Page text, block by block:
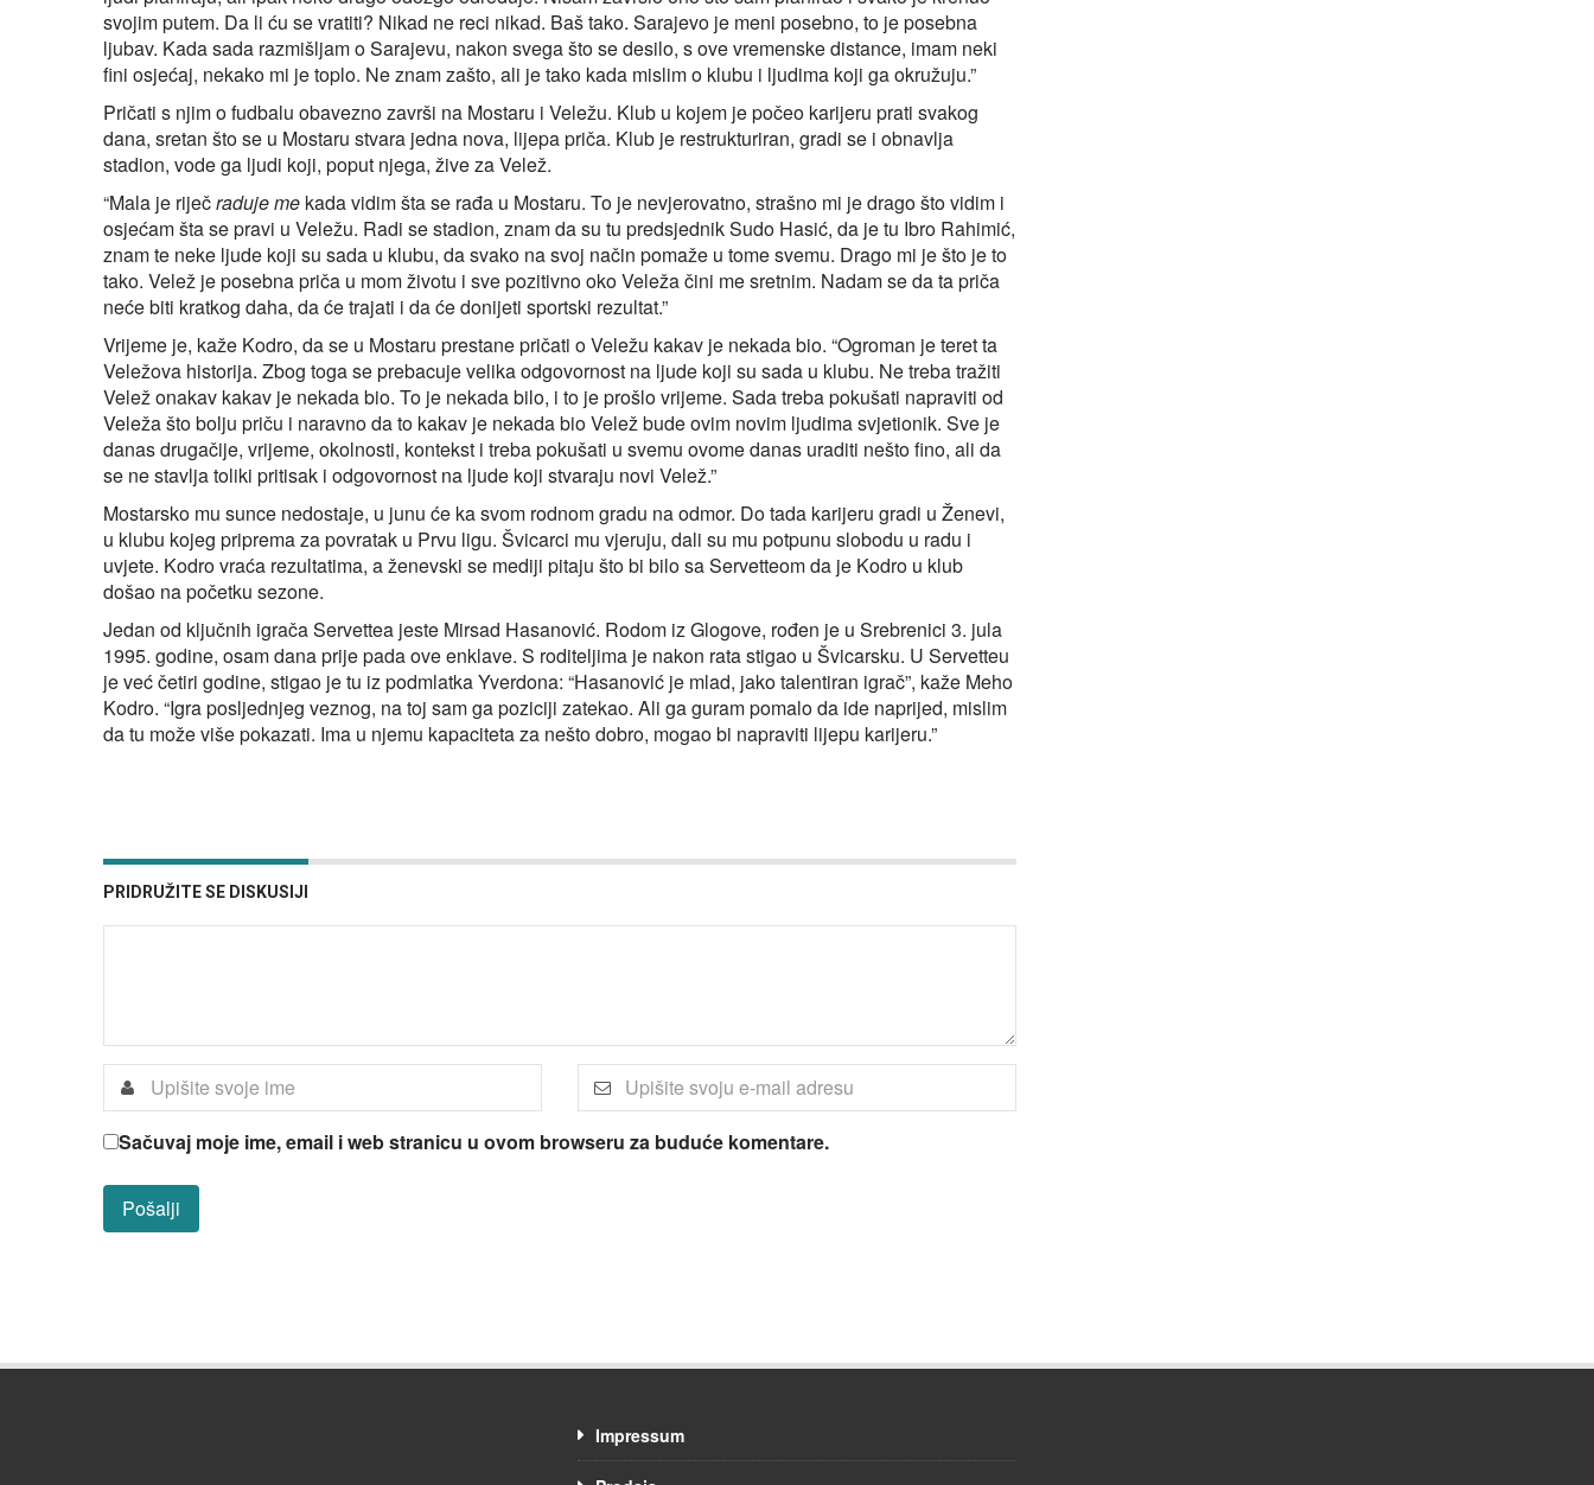
svojim putem. Da li ću se vratiti? Nikad ne reci nikad. Baš tako. Sarajevo je meni posebno, to je posebna
ljubav. Kada sada razmišljam o Sarajevu, nakon svega što se desilo, s ove vremenske distance, imam neki
fini osjećaj, nekako mi je toplo. Ne znam zašto, ali je tako kada mislim o klubu i ljudima koji ga okružuju.”
Pričati s njim o fudbalu obavezno završi na Mostaru i Veležu. Klub u kojem je počeo karijeru prati svakog
dana, sretan što se u Mostaru stvara jedna nova, lijepa priča. Klub je restrukturiran, gradi se i obnavlja
stadion, vode ga ljudi koji, poput njega, žive za Velež.
“Mala je riječraduje me kada vidim šta se rađa u Mostaru. To je nevjerovatno, strašno mi je drago što vidim i
osjećam šta se pravi u Veležu. Radi se stadion, znam da su tu predsjednik Sudo Hasić, da je tu Ibro Rahimić,
znam te neke ljude koji su sada u klubu, da svako na svoj način pomaže u tome svemu. Drago mi je što je to
tako. Velež je posebna priča u mom životu i sve pozitivno oko Veleža čini me sretnim. Nadam se da ta priča
neće biti kratkog daha, da će trajati i da će donijeti sportski rezultat.”
Vrijeme je, kaže Kodro, da se u Mostaru prestane pričati o Veležu kakav je nekada bio. “Ogroman je teret ta
Veležova historija. Zbog toga se prebacuje velika odgovornost na ljude koji su sada u klubu. Ne treba tražiti
Velež onakav kakav je nekada bio. To je nekada bilo, i to je prošlo vrijeme. Sada treba pokušati napraviti od
Veleža što bolju priču i naravno da to kakav je nekada bio Velež bude ovim novim ljudima svjetionik. Sve je
danas drugačije, vrijeme, okolnosti, kontekst i treba pokušati u svemu ovome danas uraditi nešto fino, ali da
se ne stavlja toliki pritisak i odgovornost na ljude koji stvaraju novi Velež.”
Mostarsko mu sunce nedostaje, u junu će ka svom rodnom gradu na odmor. Do tada karijeru gradi u Ženevi,
u klubu kojeg priprema za povratak u Prvu ligu. Švicarci mu vjeruju, dali su mu potpunu slobodu u radu i
uvjete. Kodro vraća rezultatima, a ženevski se mediji pitaju što bi bilo sa Servetteom da je Kodro u klub
došao na početku sezone.
Jedan od ključnih igrača Servettea jeste Mirsad Hasanović. Rodom iz Glogove, rođen je u Srebrenici 3. jula
1995. godine, osam dana prije pada ove enklave. S roditeljima je nakon rata stigao u Švicarsku. U Servetteu
je već četiri godine, stigao je tu iz podmlatka Yverdona: “Hasanović je mlad, jako talentiran igrač”, kaže Meho
Kodro. “Igra posljednjeg veznog, na toj sam ga poziciji zatekao. Ali ga guram pomalo da ide naprijed, mislim
da tu može više pokazati. Ima u njemu kapaciteta za nešto dobro, mogao bi napraviti lijepu karijeru.”
PRIDRUŽITE SE DISKUSIJI
Sačuvaj moje ime, email i web stranicu u ovom browseru za buduće komentare.
Impressum